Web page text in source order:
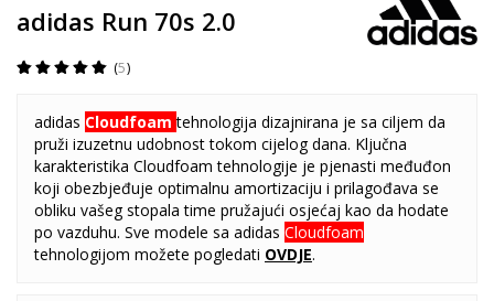
adidas Run 70s 2.0
5
adidas Cloudfoam tehnologija dizajnirana je sa ciljem da
pruži izuzetnu udobnost tokom cijelog dana. Ključna
karakteristika Cloudfoam tehnologije je pjenasti međuđon
koji obezbjeđuje optimalnu amortizaciju i prilagođava se
obliku vašeg stopala time pružajući osjećaj kao da hodate
po vazduhu. Sve modele sa adidas Cloudfoam
tehnologijom možete pogledati OVDJE.